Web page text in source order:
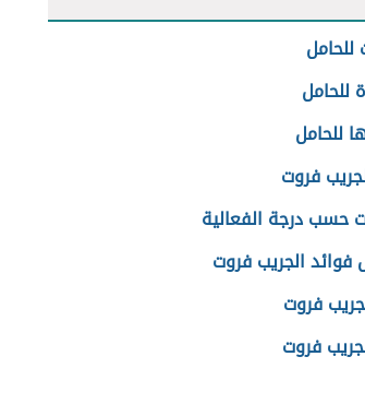
للحامل
للحامل
فروت
حسب درجة الفعالية
الجريب فروت
فروت
فروت